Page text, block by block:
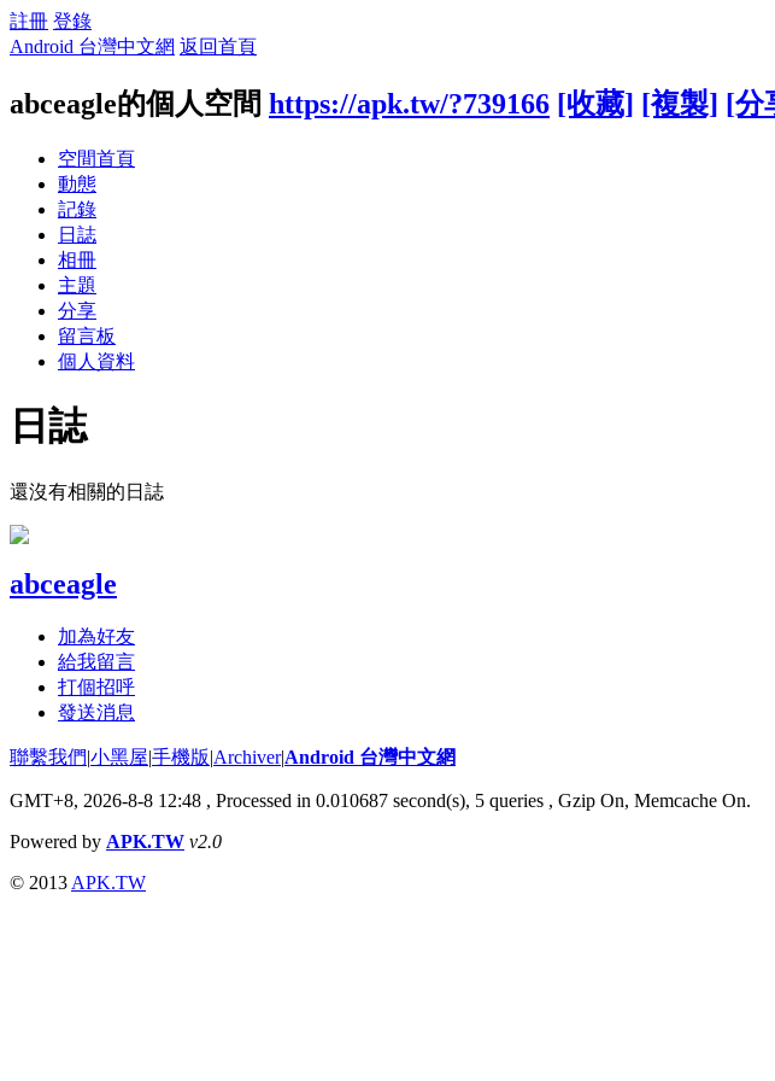
註冊 登錄
Android 台灣中文網 返回首頁
abceagle的個人空間 https://apk.tw/?739166 [收藏] [複製] [分
空間首頁
動態
記錄
日誌
相冊
主題
分享
留言板
個人資料
日誌
還沒有相關的日誌
abceagle
加為好友
給我留言
打個招呼
發送消息
聯繫我們|小黑屋|手機版|Archiver|Android 台灣中文網
GMT+8, 2026-8-8 12:48 , Processed in 0.010687 second(s), 5 queries , Gzip On, Memcache On.
Powered by APK.TW v2.0
© 2013 APK.TW